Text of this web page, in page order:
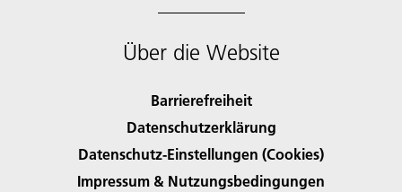
Über die Website
Barrierefreiheit
Datenschutzerklärung
Datenschutz-Einstellungen (Cookies)
Impressum & Nutzungsbedingungen